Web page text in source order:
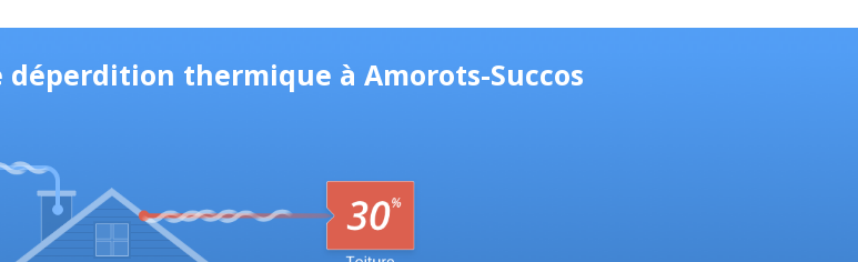
déperdition thermique à Amorots-Succos